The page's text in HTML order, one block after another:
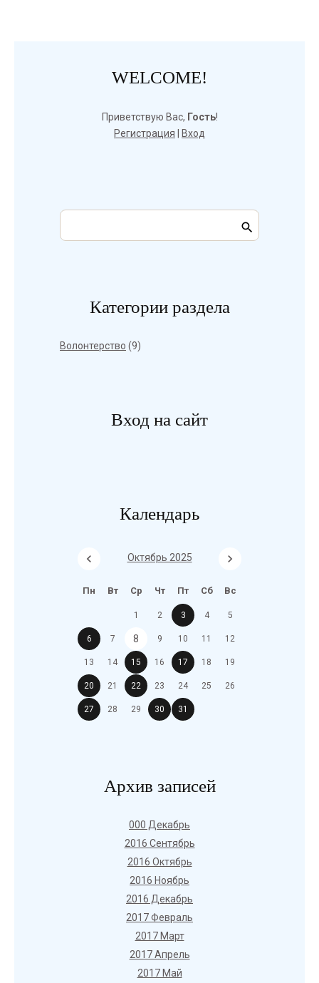
WELCOME!
Приветствую Вас, Гость!
Регистрация
Вход
Категории раздела
Волонтерство (9)
Вход на сайт
Календарь
Октябрь 2025
Пн Вт Ср Чт Пт Сб Вс
1 2 3 4 5
6 7 8 9 10 11 12
13 14 15 16 17 18 19
20 21 22 23 24 25 26
27 28 29 30 31
Архив записей
000 Декабрь
2016 Сентябрь
2016 Октябрь
2016 Ноябрь
2016 Декабрь
2017 Февраль
2017 Март
2017 Апрель
2017 Май